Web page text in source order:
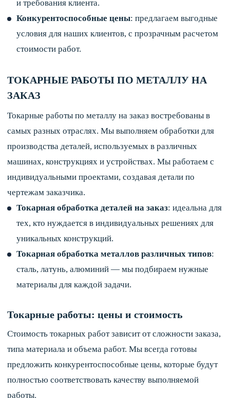
и требования клиента.
Конкурентоспособные цены: предлагаем выгодные
условия для наших клиентов, с прозрачным расчетом
стоимости работ.
ТОКАРНЫЕ РАБОТЫ ПО МЕТАЛЛУ НА
ЗАКАЗ
Токарные работы по металлу на заказ востребованы в
самых разных отраслях. Мы выполняем обработки для
производства деталей, используемых в различных
машинах, конструкциях и устройствах. Мы работаем с
индивидуальными проектами, создавая детали по
чертежам заказчика.
Токарная обработка деталей на заказ: идеальна для
тех, кто нуждается в индивидуальных решениях для
уникальных конструкций.
Токарная обработка металлов различных типов:
сталь, латунь, алюминий — мы подбираем нужные
материалы для каждой задачи.
Токарные работы: цены и стоимость
Стоимость токарных работ зависит от сложности заказа,
типа материала и объема работ. Мы всегда готовы
предложить конкурентоспособные цены, которые будут
полностью соответствовать качеству выполняемой
работы.